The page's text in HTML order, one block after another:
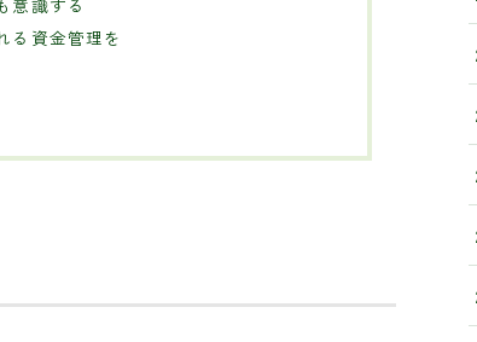
意識する
る資金管理を